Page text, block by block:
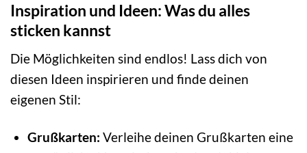
Inspiration und Ideen: Was du alles
sticken kannst
Die Möglichkeiten sind endlos! Lass dich von
diesen Ideen inspirieren und finde deinen
eigenen Stil:
Grußkarten: Verleihe deinen Grußkarten eine